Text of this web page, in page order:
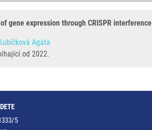
gene expression through CRISPR interference
Agáta
od 2022.
5